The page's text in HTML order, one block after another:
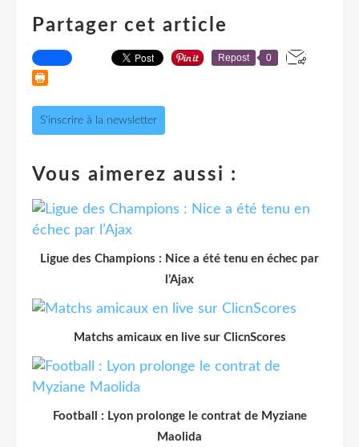
Partager cet article
Repost 0
S'inscrire à la newsletter
Vous aimerez aussi :
Ligue des Champions : Nice a été tenu en échec par
l’Ajax
Matchs amicaux en live sur ClicnScores
Football : Lyon prolonge le contrat de Myziane
Maolida